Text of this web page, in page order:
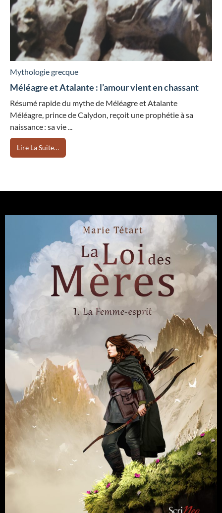
Mythologie grecque
Méléagre et Atalante : l’amour vient en chassant
Résumé rapide du mythe de Méléagre et Atalante
Méléagre, prince de Calydon, reçoit une prophétie à sa
naissance : sa vie ...
Lire La Suite…